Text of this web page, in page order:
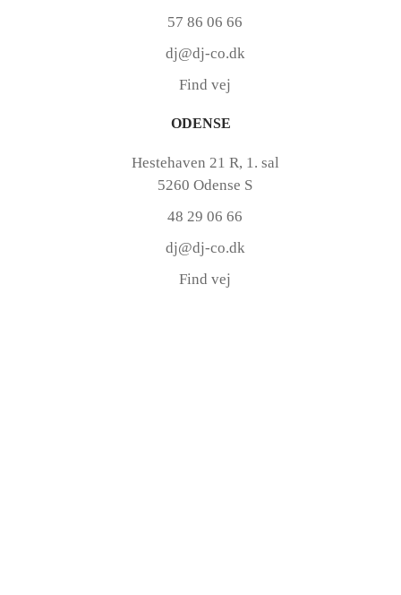
57 86 06 66
dj@dj-co.dk
Find vej
ODENSE
Hestehaven 21 R, 1. sal
5260 Odense S
48 29 06 66
dj@dj-co.dk
Find vej